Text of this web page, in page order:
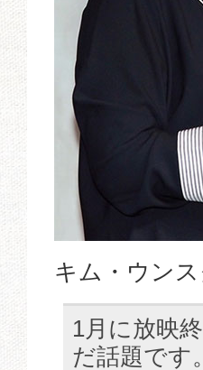
キム・ウン
1月に放映
だ話題です。